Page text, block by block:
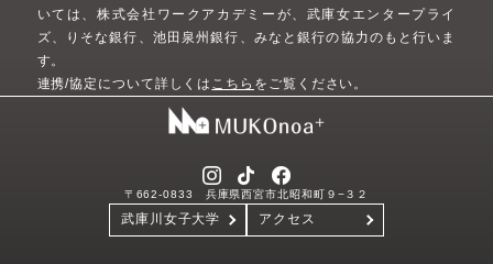
いては、株式会社ワークアカデミーが、武庫女エンタープライ
ズ、りそな銀行、池田泉州銀行、みなと銀行の協力のもと行いま
す。
連携/協定について詳しくは こちら をご覧ください。
武庫川女子大学 アクセス
〒662-0833 兵庫県西宮市北昭和町９−３２